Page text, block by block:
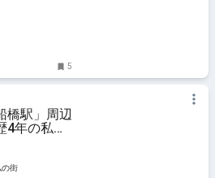
5
橋駅」周辺
4年の私が
の街